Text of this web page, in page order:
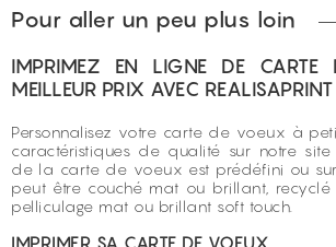
Pour aller un peu plus loin
IMPRIMEZ EN LIGNE DE
MEILLEUR PRIX AVEC REALISAPRINT
Personnalisez votre carte de voeux à
caractéristiques de qualité sur notre site
de la carte de voeux est prédéfini ou
peut être couché mat ou brillant,
pelliculage mat ou brillant soft touch.
IMPRIMER SA CARTE DE VOEUX